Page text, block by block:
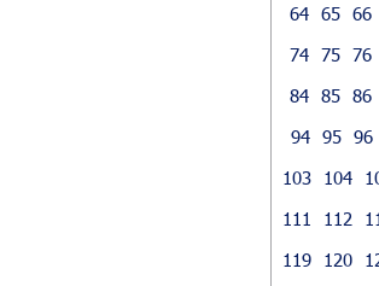
64 65 66
74 75 76
84 85 86
94 95 96
103
104
111
112
119
120